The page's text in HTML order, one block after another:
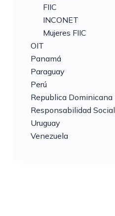
FIIC
INCONET
Mujeres FIIC
OIT
Panamá
Paraguay
Perú
Republica Dominicana
Responsabilidad Social
Uruguay
Venezuela